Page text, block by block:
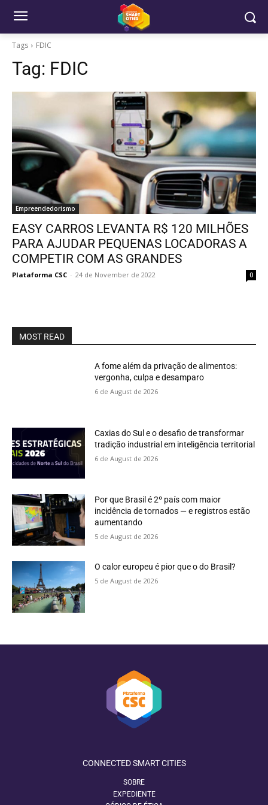
Tags FDIC
Tag: FDIC
Empreendedorismo
EASY CARROS LEVANTA R$ 120 MILHÕES
PARA AJUDAR PEQUENAS LOCADORAS A
COMPETIR COM AS GRANDES
Plataforma CSC - 24 de November de 2022 0
MOST READ
A fome além da privação de alimentos:
vergonha, culpa e desamparo
6 de August de 2026
Caxias do Sul e o desafio de transformar
tradição industrial em inteligência territorial
6 de August de 2026
Por que Brasil é 2º país com maior
incidência de tornados — e registros estão
aumentando
5 de August de 2026
O calor europeu é pior que o do Brasil?
5 de August de 2026
CONNECTED SMART CITIES
SOBRE
EXPEDIENTE